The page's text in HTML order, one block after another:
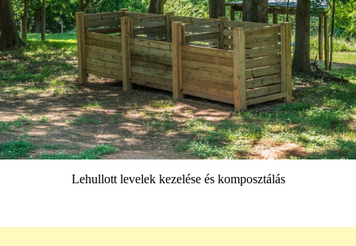
Lehullott levelek kezelése és komposztálás